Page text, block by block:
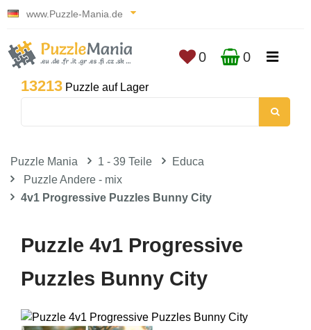
www.Puzzle-Mania.de
13213 Puzzle auf Lager
0 0
Puzzle Mania 1 - 39 Teile
Educa
Puzzle Andere - mix
4v1 Progressive Puzzles Bunny City
Puzzle 4v1 Progressive
Puzzles Bunny City